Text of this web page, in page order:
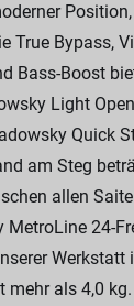
True Bypass,
Bass-Boost
Light
Quick
am Steg
allen
MetroLine 24-
Werkstatt
als 4,0